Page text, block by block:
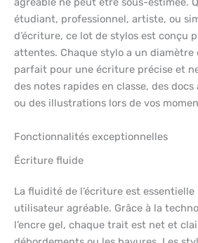
étudiant, professionnel, artiste, ou
d’écriture, ce lot de stylos est conçu
attentes. Chaque stylo a un diamètre
parfait pour une écriture précise et
des notes rapides en classe, des
ou des illustrations lors de vos
Fonctionnalités exceptionnelles
Écriture fluide
La fluidité de l’écriture est
utilisateur agréable. Grâce à la
l’encre gel, chaque trait est net et